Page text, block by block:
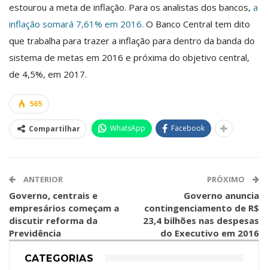
estourou a meta de inflação. Para os analistas dos bancos, a
inflação somará 7,61% em 2016. O Banco Central tem dito
que trabalha para trazer a inflação para dentro da banda do
sistema de metas em 2016 e próxima do objetivo central,
de 4,5%, em 2017.
565
Compartilhar WhatsApp Facebook
ANTERIOR
Governo, centrais e
empresários começam a
discutir reforma da
Previdência
PRÓXIMO
Governo anuncia
contingenciamento de R$
23,4 bilhões nas despesas
do Executivo em 2016
CATEGORIAS